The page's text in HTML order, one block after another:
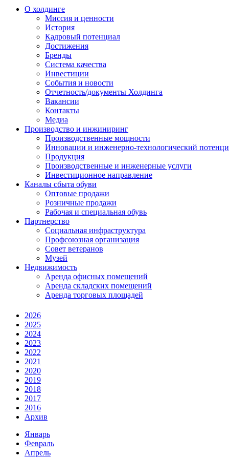
О холдинге
Миссия и ценности
История
Кадровый потенциал
Достижения
Бренды
Система качества
Инвестиции
События и новости
Отчетность/документы Холдинга
Вакансии
Контакты
Медиа
Производство и инжиниринг
Производственные мощности
Инновации и инженерно-технологический
Продукция
Производственные и инженерные услуги
Инвестиционное направление
Каналы сбыта обуви
Оптовые продажи
Розничные продажи
Рабочая и специальная обувь
Партнерство
Социальная инфраструктура
Профсоюзная организация
Совет ветеранов
Музей
Недвижимость
Аренда офисных помещений
Аренда складских помещений
Аренда торговых площадей
2026
2025
2024
2023
2022
2021
2020
2019
2018
2017
2016
Архив
Январь
Февраль
Апрель